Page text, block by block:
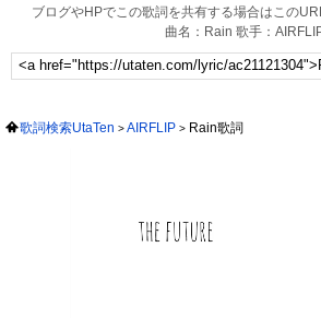
ブログやHPでこの歌詞を共有する場合はこの
曲名：Rain 歌手：
歌詞検索UtaTen AIRFLIP Rain歌詞